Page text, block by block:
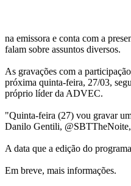
na emissora e conta com a
falam sobre assuntos diversos.
As gravações com a
próxima quinta-feira, 27/03,
próprio líder da ADVEC.
"Quinta-feira (27) vou gravar
Danilo Gentili,
A data que a edição do
Em breve, mais informações.